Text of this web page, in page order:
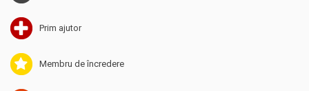
Prim ajutor
Membru de încredere